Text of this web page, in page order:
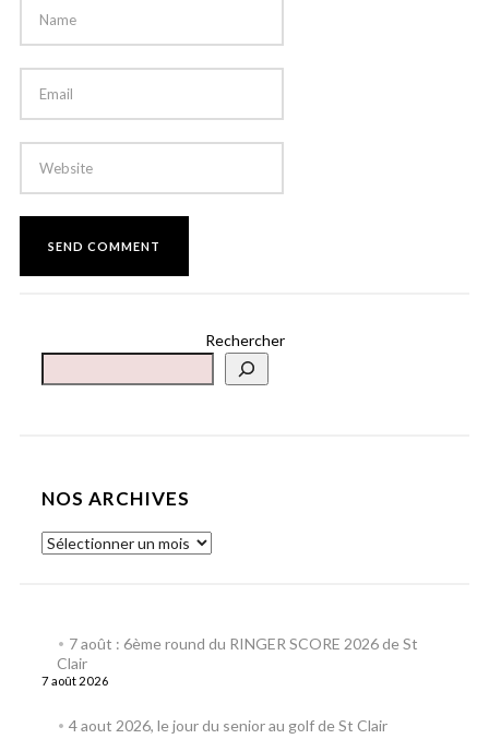
Rechercher
NOS ARCHIVES
7 août : 6ème round du RINGER SCORE 2026 de St
Clair
7 août 2026
4 aout 2026, le jour du senior au golf de St Clair